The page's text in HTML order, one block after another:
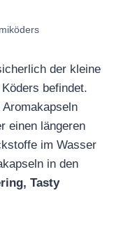
der kleine
befindet.
einen längeren
im Wasser
in den
Tasty